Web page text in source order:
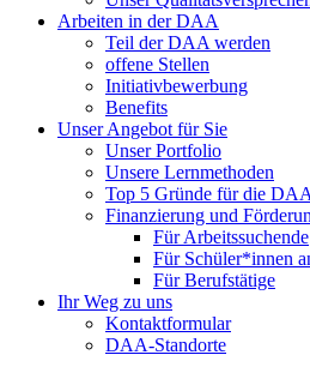
Arbeiten in der DAA
Teil der DAA werden
offene Stellen
Initiativbewerbung
Benefits
Unser Angebot für Sie
Unser Portfolio
Unsere Lernmethoden
Top 5 Gründe für die DAA
Finanzierung und
Für Arbeitssuchende
Für Schüler*innen
Für Berufstätige
Ihr Weg zu uns
Kontaktformular
DAA-Standorte